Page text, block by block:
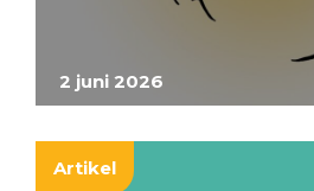
2 juni 2026
Artikel